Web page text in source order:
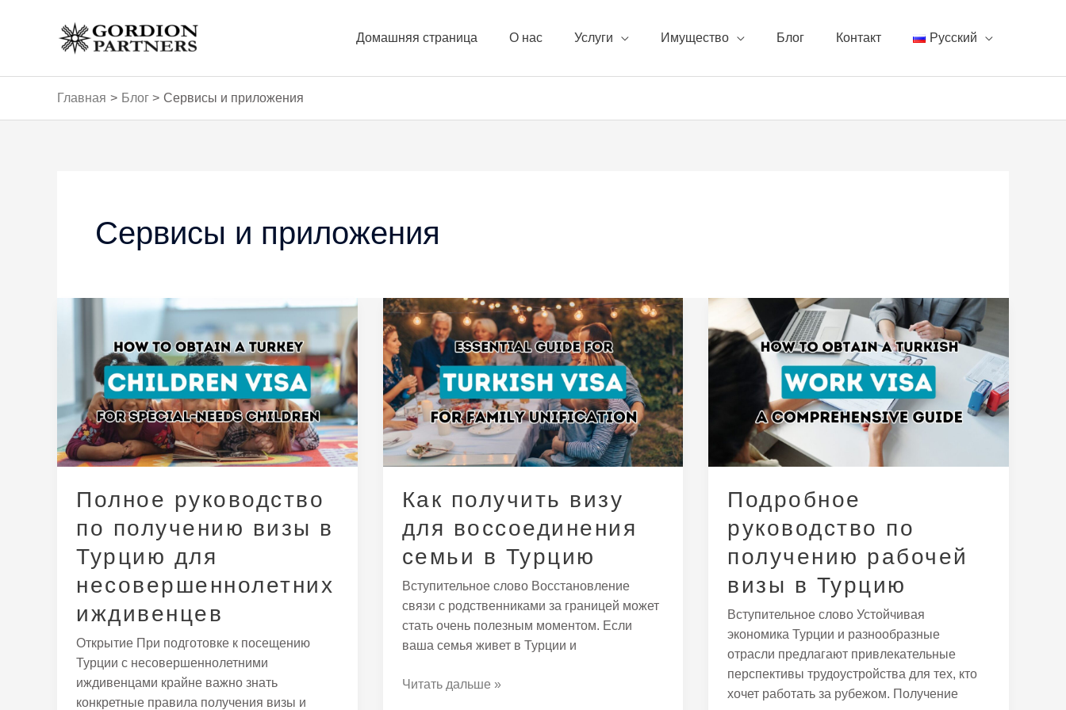
содержимому
Домашняя страница О нас Услуги Имущество Блог Контакт Русский
Главная Блог Сервисы и приложения
Сервисы и приложения
Полное руководство
по получению визы в
Турцию для
несовершеннолетних
иждивенцев
Открытие При подготовке к посещению
Турции с несовершеннолетними
иждивенцами крайне важно знать
конкретные правила получения визы и
руководство
получению
визы
в
Турцию
для
иждивенцев
Как получить визу
для воссоединения
семьи в Турцию
Вступительное слово Восстановление
связи с родственниками за границей может
стать очень полезным моментом. Если
ваша семья живет в Турции и
Как
получить
визу
для
воссоединения
семьи
в
Турцию
Читать дальше »
Подробное
руководство по
получению рабочей
визы в Турцию
Вступительное слово Устойчивая
экономика Турции и разнообразные
отрасли предлагают привлекательные
перспективы трудоустройства для тех, кто
хочет работать за рубежом. Получение
Подробное
руководство
получению
рабочей
визы
Турцию